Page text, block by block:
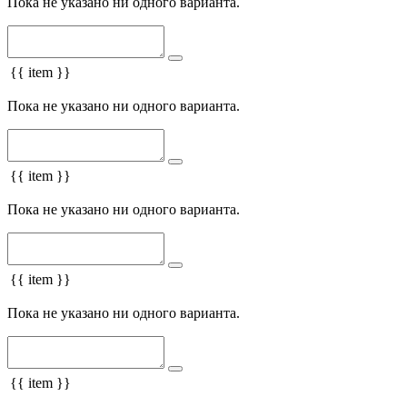
{{ item }}
Пока не указано ни одного варианта.
{{ item }}
Пока не указано ни одного варианта.
{{ item }}
Пока не указано ни одного варианта.
{{ item }}